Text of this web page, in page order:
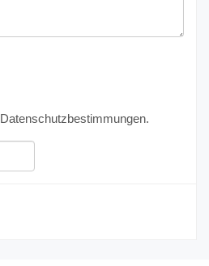
Datenschutzbestimmungen.